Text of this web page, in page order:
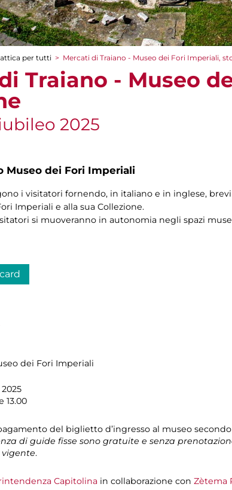
per tutti > Mercati di Traiano - Museo dei Fori Imperiali,
Traiano - Museo
2025
Museo dei Fori Imperiali
i visitatori fornendo, in italiano e in inglese,
Imperiali e alla sua Collezione.
si muoveranno in autonomia negli spazi
dei Fori Imperiali
13.00
del biglietto d’ingresso al museo secondo
di guide fisse sono gratuite e senza
.
Capitolina in collaborazione con Zètema